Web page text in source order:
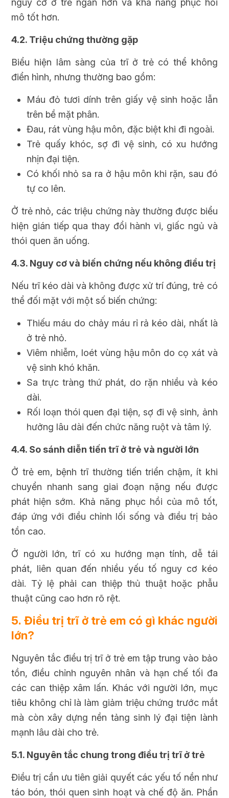
nguy cơ ở trẻ ngắn hơn và khả năng phục hồi
mô tốt hơn.
4.2. Triệu chứng thường gặp
Biểu hiện lâm sàng của trĩ ở trẻ có thể không
điển hình, nhưng thường bao gồm:
Máu đỏ tươi dính trên giấy vệ sinh hoặc lẫn
trên bề mặt phân.
Đau, rát vùng hậu môn, đặc biệt khi đi ngoài.
Trẻ quấy khóc, sợ đi vệ sinh, có xu hướng
nhịn đại tiện.
Có khối nhỏ sa ra ở hậu môn khi rặn, sau đó
tự co lên.
Ở trẻ nhỏ, các triệu chứng này thường được biểu
hiện gián tiếp qua thay đổi hành vi, giấc ngủ và
thói quen ăn uống.
4.3. Nguy cơ và biến chứng nếu không điều trị
Nếu trĩ kéo dài và không được xử trí đúng, trẻ có
thể đối mặt với một số biến chứng:
Thiếu máu do chảy máu rỉ rả kéo dài, nhất là
ở trẻ nhỏ.
Viêm nhiễm, loét vùng hậu môn do cọ xát và
vệ sinh khó khăn.
Sa trực tràng thứ phát, do rặn nhiều và kéo
dài.
Rối loạn thói quen đại tiện, sợ đi vệ sinh, ảnh
hưởng lâu dài đến chức năng ruột và tâm lý.
4.4. So sánh diễn tiến trĩ ở trẻ và người lớn
Ở trẻ em, bệnh trĩ thường tiến triển chậm, ít khi
chuyển nhanh sang giai đoạn nặng nếu được
phát hiện sớm. Khả năng phục hồi của mô tốt,
đáp ứng với điều chỉnh lối sống và điều trị bảo
tồn cao.
Ở người lớn, trĩ có xu hướng mạn tính, dễ tái
phát, liên quan đến nhiều yếu tố nguy cơ kéo
dài. Tỷ lệ phải can thiệp thủ thuật hoặc phẫu
thuật cũng cao hơn rõ rệt.
5. Điều trị trĩ ở trẻ em có gì khác người
lớn?
Nguyên tắc điều trị trĩ ở trẻ em tập trung vào bảo
tồn, điều chỉnh nguyên nhân và hạn chế tối đa
các can thiệp xâm lấn. Khác với người lớn, mục
tiêu không chỉ là làm giảm triệu chứng trước mắt
mà còn xây dựng nền tảng sinh lý đại tiện lành
mạnh lâu dài cho trẻ.
5.1. Nguyên tắc chung trong điều trị trĩ ở trẻ
Điều trị cần ưu tiên giải quyết các yếu tố nền như
táo bón, thói quen sinh hoạt và chế độ ăn. Phần